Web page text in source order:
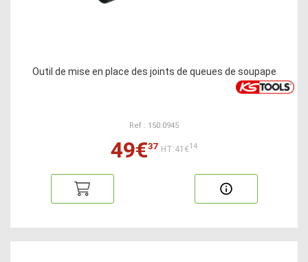
Outil de mise en place des joints de queues de soupape
Ref : 150.0945
49€37 HT:41€14